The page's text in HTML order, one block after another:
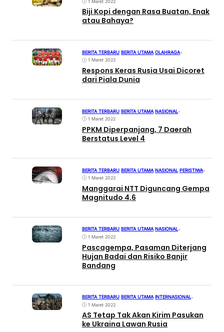
Biji Kopi dengan Rasa Buatan, Enak
atau Bahaya?
BERITA TERBARU BERITA UTAMA OLAHRAGA•
1 Maret 2022
Respons Keras Rusia Usai Dicoret
dari Piala Dunia
BERITA TERBARU BERITA UTAMA NASIONAL•
1 Maret 2022
PPKM Diperpanjang, 7 Daerah
Berstatus Level 4
BERITA TERBARU BERITA UTAMA NASIONAL PERISTIWA•
1 Maret 2022
Manggarai NTT Diguncang Gempa
Magnitudo 4,6
BERITA TERBARU BERITA UTAMA|NASIONAL•
1 Maret 2022
Pascagempa, Pasaman Diterjang
Hujan Badai dan Risiko Banjir
Bandang
BERITA TERBARU BERITA UTAMA INTERNASIONAL•
1 Maret 2022
AS Tetap Tak Akan Kirim Pasukan
ke Ukraina Lawan Rusia